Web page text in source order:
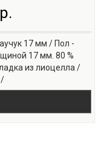
17 мм / Пол -
17 мм. 80 %
из лиоцелла /
/